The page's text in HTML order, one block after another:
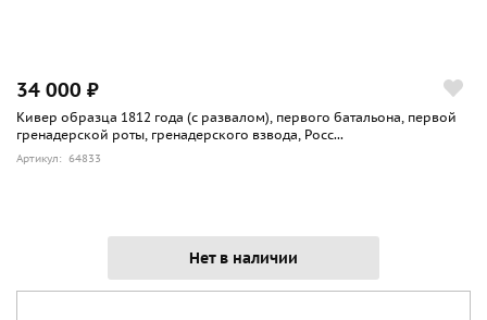
34 000 ₽
Кивер образца 1812 года (с развалом), первого батальона, первой
гренадерской роты, гренадерского взвода, Росс...
Артикул: 64833
Нет в наличии